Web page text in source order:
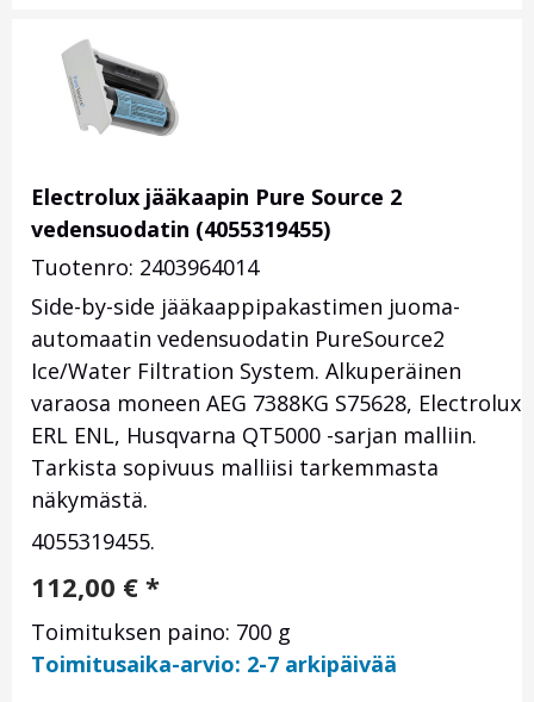
Electrolux jääkaapin Pure Source 2
vedensuodatin (4055319455)
Tuotenro: 2403964014
Side-by-side jääkaappipakastimen juoma-
automaatin vedensuodatin PureSource2
Ice/Water Filtration System. Alkuperäinen
varaosa moneen AEG 7388KG S75628, Electrolux
ERL ENL, Husqvarna QT5000 -sarjan malliin.
Tarkista sopivuus malliisi tarkemmasta
näkymästä.
4055319455.
112,00 € *
Toimituksen paino: 700 g
Toimitusaika-arvio: 2-7 arkipäivää